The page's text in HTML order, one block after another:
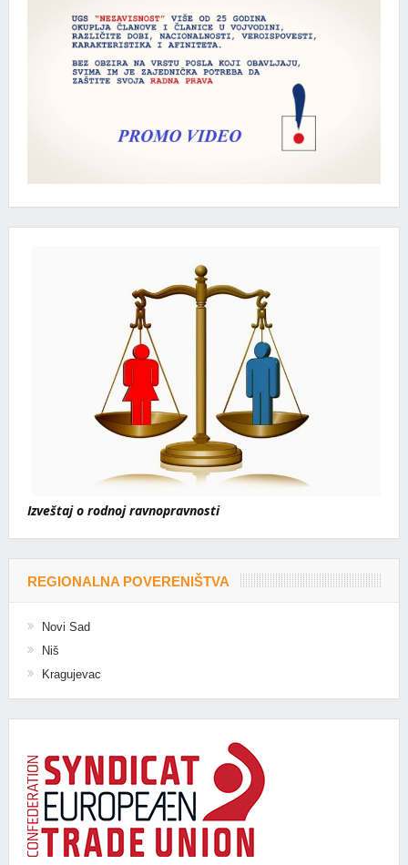
Izveštaj o rodnoj ravnopravnosti
REGIONALNA POVERENIŠTVA
Novi Sad
Niš
Kragujevac